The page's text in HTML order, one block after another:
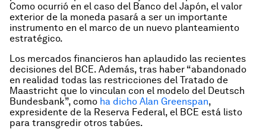
Como ocurrió en el caso del Banco del Japón, el valor
exterior de la moneda pasará a ser un importante
instrumento en el marco de un nuevo planteamiento
estratégico.
Los mercados financieros han aplaudido las recientes
decisiones del BCE. Además, tras haber “abandonado
en realidad todas las restricciones del Tratado de
Maastricht que lo vinculan con el modelo del Deutsch
Bundesbank”, como ha dicho Alan Greenspan,
expresidente de la Reserva Federal, el BCE está listo
para transgredir otros tabúes.